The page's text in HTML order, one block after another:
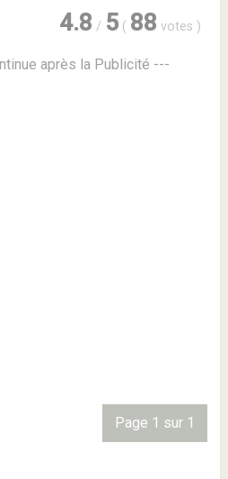
4.8 / 5 ( 88 votes )
après la Publicité ---
Page 1 sur 1